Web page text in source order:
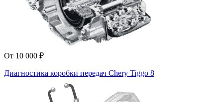
От 10 000 ₽
Диагностика коробки передач Chery Tiggo 8